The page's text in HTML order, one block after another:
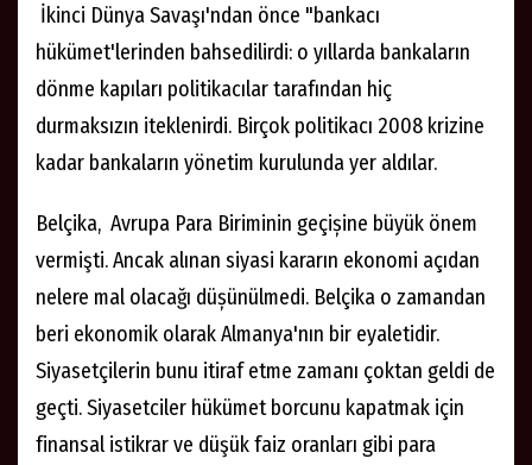
İkinci Dünya Savaşı'ndan önce "bankacı
hükümet'lerinden bahsedilirdi: o yıllarda bankaların
dönme kapıları politikacılar tarafından hiç
durmaksızın iteklenirdi. Birçok politikacı 2008 krizine
kadar bankaların yönetim kurulunda yer aldılar.
Belçika, Avrupa Para Biriminin geçișine büyük önem
vermişti. Ancak alınan siyasi kararın ekonomi açıdan
nelere mal olacağı düșünülmedi. Belçika o zamandan
beri ekonomik olarak Almanya'nın bir eyaletidir.
Siyasetçilerin bunu itiraf etme zamanı çoktan geldi de
geçti. Siyasetciler hükümet borcunu kapatmak için
finansal istikrar ve düşük faiz oranları gibi para